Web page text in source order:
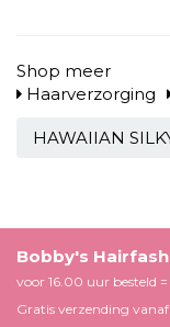
Shop meer
Haarverzorging
HAWAIIAN
Bobby's
voor 16.00 uur besteld
Gratis verzending vanaf